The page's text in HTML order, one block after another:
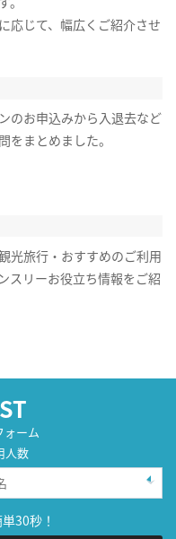
応じて、幅広くご紹介させ
のお申込みから入退去など
をまとめました。
光旅行・おすすめのご利用
スリーお役立ち情報をご紹
ォーム
人数
30秒！